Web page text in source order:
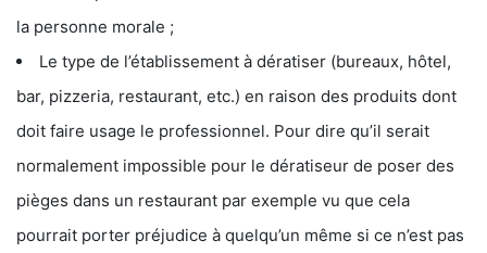
la personne morale ;
Le type de l’établissement à dératiser (bureaux, hôtel,
bar, pizzeria, restaurant, etc.) en raison des produits dont
doit faire usage le professionnel. Pour dire qu’il serait
normalement impossible pour le dératiseur de poser des
pièges dans un restaurant par exemple vu que cela
pourrait porter préjudice à quelqu’un même si ce n’est pas